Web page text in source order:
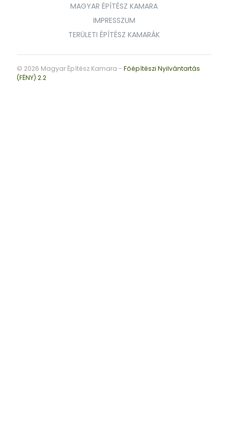
MAGYAR ÉPÍTÉSZ KAMARA
IMPRESSZUM
TERÜLETI ÉPÍTÉSZ KAMARÁK
© 2026 Magyar Építész Kamara - Főépítészi Nyilvántartás
(FÉNY) 2.2